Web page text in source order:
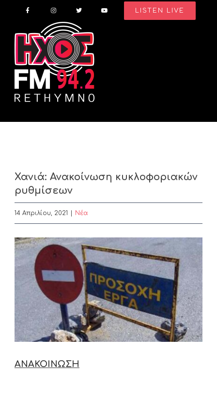
content
LISTEN LIVE
Χανιά: Ανακοίνωση κυκλοφοριακών
ρυθμίσεων
14 Απριλίου, 2021 Nέα
View
Larger
Image
ΑΝΑΚΟΙΝΩΣΗ